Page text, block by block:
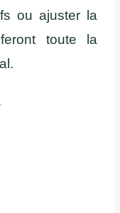
ou ajuster la
toute la